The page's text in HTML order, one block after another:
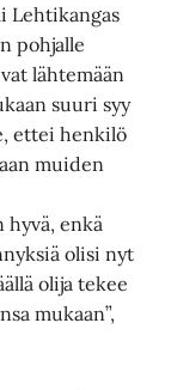
Lehtikangas
pohjalle
lähtemään
suuri syy
ettei henkilö
muiden
hyvä, enkä
olisi nyt
olija tekee
mukaan”,